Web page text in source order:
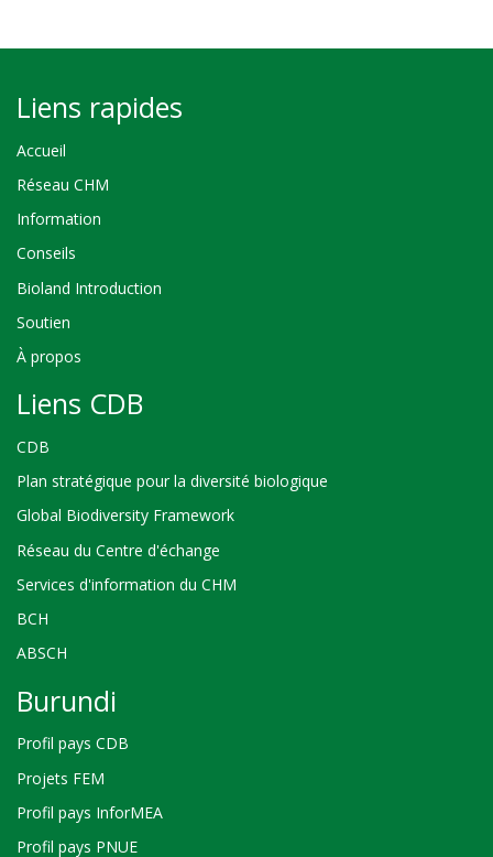
Liens rapides
Accueil
Réseau CHM
Information
Conseils
Bioland Introduction
Soutien
À propos
Liens CDB
CDB
Plan stratégique pour la diversité biologique
Global Biodiversity Framework
Réseau du Centre d'échange
Services d'information du CHM
BCH
ABSCH
Burundi
Profil pays CDB
Projets FEM
Profil pays InforMEA
Profil pays PNUE